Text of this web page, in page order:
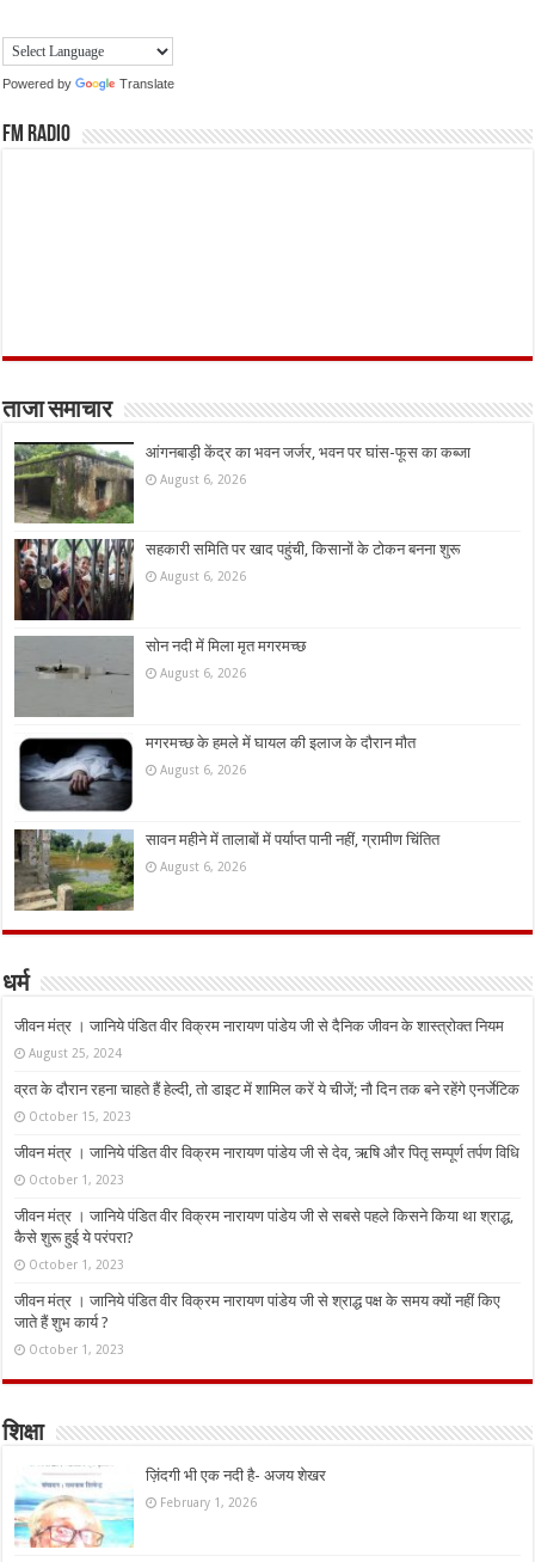
Powered by Translate
FM Radio
ताजा समाचार
आंगनबाड़ी केंद्र का भवन जर्जर, भवन पर घांस-फूस का कब्जा
August 6, 2026
सहकारी समिति पर खाद पहुंची, किसानों के टोकन बनना शुरू
August 6, 2026
सोन नदी में मिला मृत मगरमच्छ
August 6, 2026
मगरमच्छ के हमले में घायल की इलाज के दौरान मौत
August 6, 2026
सावन महीने में तालाबों में पर्याप्त पानी नहीं, ग्रामीण चिंतित
August 6, 2026
धर्म
जीवन मंत्र । जानिये पंडित वीर विक्रम नारायण पांडेय जी से दैनिक जीवन के शास्त्रोक्त नियम
August 25, 2024
व्रत के दौरान रहना चाहते हैं हेल्दी, तो डाइट में शामिल करें ये चीजें; नौ दिन तक बने रहेंगे एनर्जेटिक
October 15, 2023
जीवन मंत्र । जानिये पंडित वीर विक्रम नारायण पांडेय जी से देव, ऋषि और पितृ सम्पूर्ण तर्पण विधि
October 1, 2023
जीवन मंत्र । जानिये पंडित वीर विक्रम नारायण पांडेय जी से सबसे पहले किसने किया था श्राद्ध,
कैसे शुरू हुई ये परंपरा?
October 1, 2023
जीवन मंत्र । जानिये पंडित वीर विक्रम नारायण पांडेय जी से श्राद्ध पक्ष के समय क्यों नहीं किए
जाते हैं शुभ कार्य ?
October 1, 2023
शिक्षा
ज़िंदगी भी एक नदी है- अजय शेखर
February 1, 2026